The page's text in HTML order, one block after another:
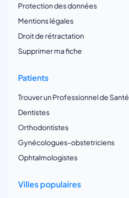
Protection des données
Mentions légales
Droit de rétractation
Supprimer ma fiche
Patients
Trouver un Professionnel de Santé
Dentistes
Orthodontistes
Gynécologues-obstetriciens
Ophtalmologistes
Villes populaires